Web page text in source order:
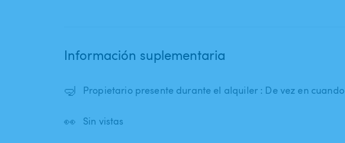
Información suplementaria
🤿 Propietario presente durante el alquiler : De vez en cuando
👀 Sin vistas